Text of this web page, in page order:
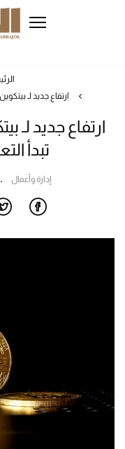
ارتفاع جديد لـ
ارتفاع جديد لـ
تبدأ
إدارة وأعمال